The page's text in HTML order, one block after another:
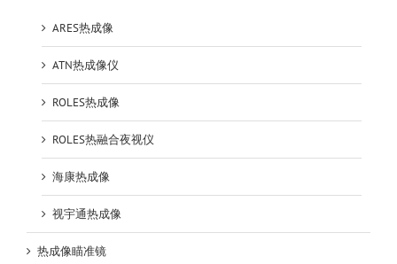
ARES热成像
ATN热成像仪
ROLES热成像
ROLES热融合夜视仪
海康热成像
视宇通热成像
热成像瞄准镜